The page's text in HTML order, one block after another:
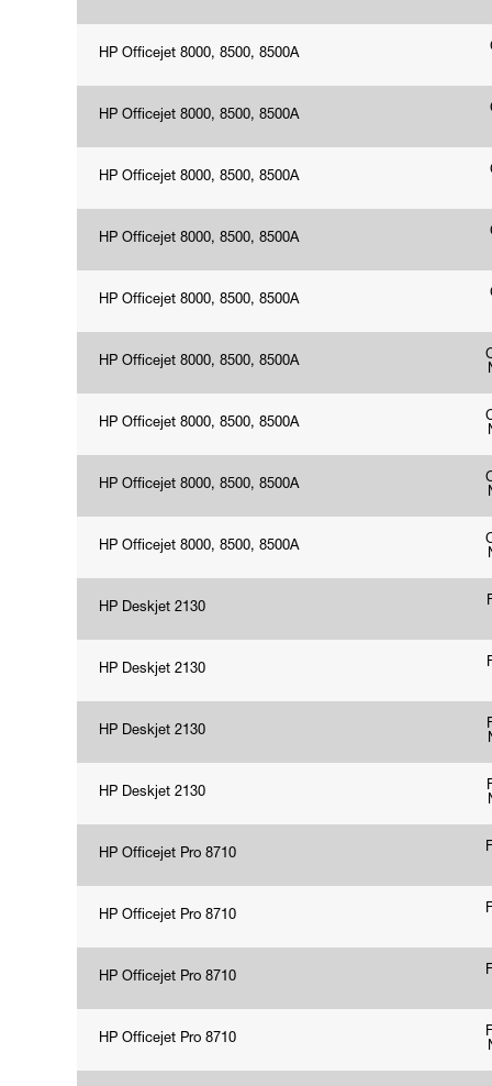
HP Officejet 8000, 8500, 8500A
HP Officejet 8000, 8500, 8500A
HP Officejet 8000, 8500, 8500A
HP Officejet 8000, 8500, 8500A
HP Officejet 8000, 8500, 8500A
HP Officejet 8000, 8500, 8500A
HP Officejet 8000, 8500, 8500A
HP Officejet 8000, 8500, 8500A
HP Officejet 8000, 8500, 8500A
HP Deskjet 2130
HP Deskjet 2130
HP Deskjet 2130
HP Deskjet 2130
HP Officejet Pro 8710
HP Officejet Pro 8710
HP Officejet Pro 8710
HP Officejet Pro 8710